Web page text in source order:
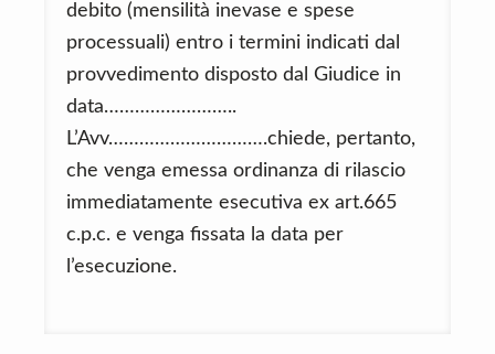
debito (mensilità inevase e spese
processuali) entro i termini indicati dal
provvedimento disposto dal Giudice in
data……………………..
L’Avv………………………….chiede, pertanto,
che venga emessa ordinanza di rilascio
immediatamente esecutiva ex art.665
c.p.c. e venga fissata la data per
l’esecuzione.